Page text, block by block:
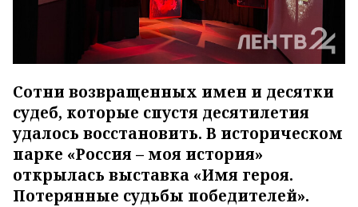
Сотни возвращенных имен и десятки
судеб, которые спустя десятилетия
удалось восстановить. В историческом
парке «Россия – моя история»
открылась выставка «Имя героя.
Потерянные судьбы победителей».